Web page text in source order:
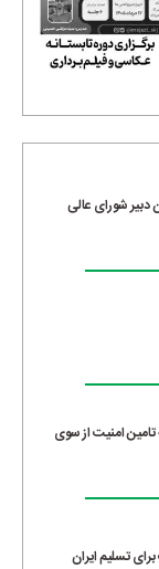
شورای عالی
امنیت از سوی
تسلیم ایران